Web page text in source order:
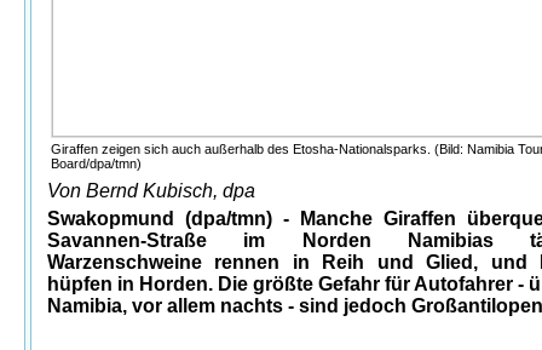
Giraffen zeigen sich auch außerhalb des Etosha-Nationalsparks. (Bild: Namibia
Board/dpa/tmn)
Von Bernd Kubisch, dpa
Swakopmund (dpa/tmn) - Manche Giraffen
Savannen-Straße im Norden Namibias
Warzenschweine rennen in Reih und Glied, und
hüpfen in Horden. Die größte Gefahr für Autofahrer -
Namibia, vor allem nachts - sind jedoch